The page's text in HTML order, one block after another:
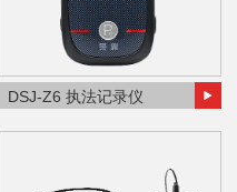
DSJ-Z6 执法记录仪